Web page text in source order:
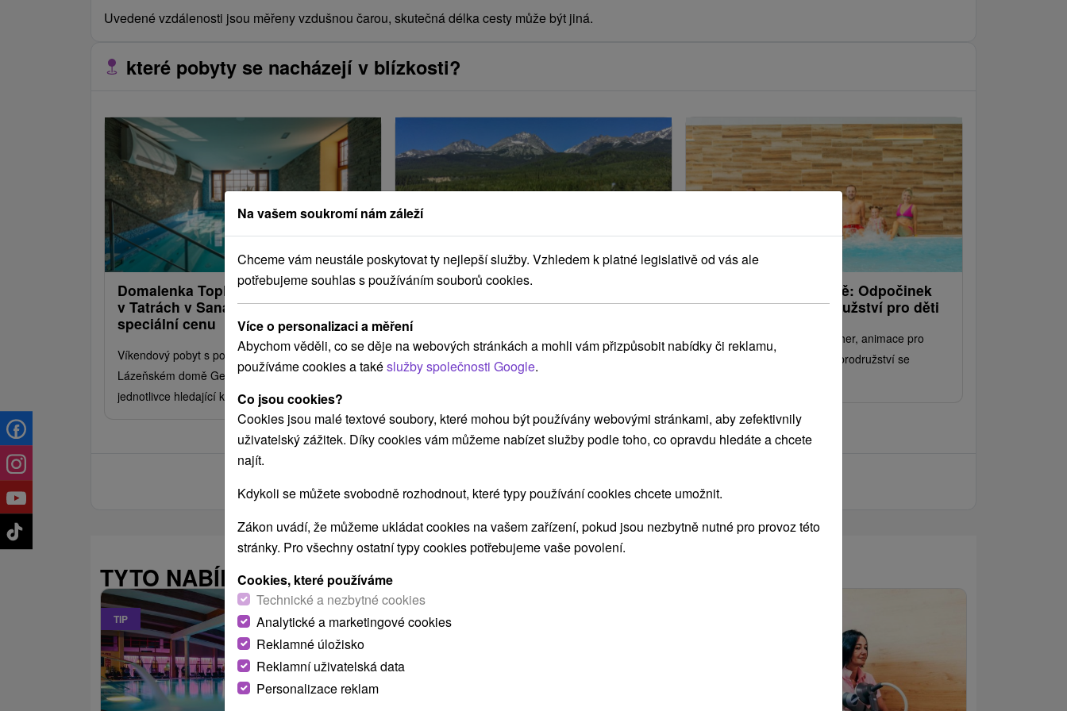
Uvedené vzdálenosti jsou měřeny vzdušnou čarou, skutečná délka cesty může být jiná.
které pobyty se nacházejí v blízkosti?
Domalenka Topka: Víkendový restart
v Tatrách v Sanatoři Dr. Guhra za
speciální cenu
Víkendový pobyt s polopenzí a wellness v
Lázeňském domě Gerlach pro dospělé a
jednotlivce hledající klid a čistý horský vzduch.
Silvestrovský pobyt v Tatrách:
Přivítejte nový rok v Sanatoři Dr.
Guhra
Zažijte nezapomenutelný Silvestr pod Tatrami.
Čeká vás ubytování v KD Gerlach, polopenze,
párty.
Tatry s dětmi výhodně: Odpočinek
pro dospělé, dobrodružství pro děti
Čeká vás svět vody, saun a her, animace pro
malé i velké a víkendová dobrodružství se
TYTO NABÍDKY BY VÁS MOHLY TAKÉ ZAJÍMAT
TIP
Na vašem soukromí nám záleží
Chceme vám neustále poskytovat ty nejlepší služby. Vzhledem k platné legislativě od vás ale
potřebujeme souhlas s používáním souborů cookies.
Více o personalizaci a měření
Abychom věděli, co se děje na webových stránkách a mohli vám přizpůsobit nabídky či reklamu,
používáme cookies a takéslužby společnosti Google.
Co jsou cookies?
Cookies jsou malé textové soubory, které mohou být používány webovými stránkami, aby zefektivnily
uživatelský zážitek. Díky cookies vám můžeme nabízet služby podle toho, co opravdu hledáte a chcete
najít.
Kdykoli se můžete svobodně rozhodnout, které typy používání cookies chcete umožnit.
Zákon uvádí, že můžeme ukládat cookies na vašem zařízení, pokud jsou nezbytně nutné pro provoz této
stránky. Pro všechny ostatní typy cookies potřebujeme vaše povolení.
Cookies, které používáme
Technické a nezbytné cookies
Analytické a marketingové cookies
Reklamné úložisko
Reklamní uživatelská data
Personalizace reklam